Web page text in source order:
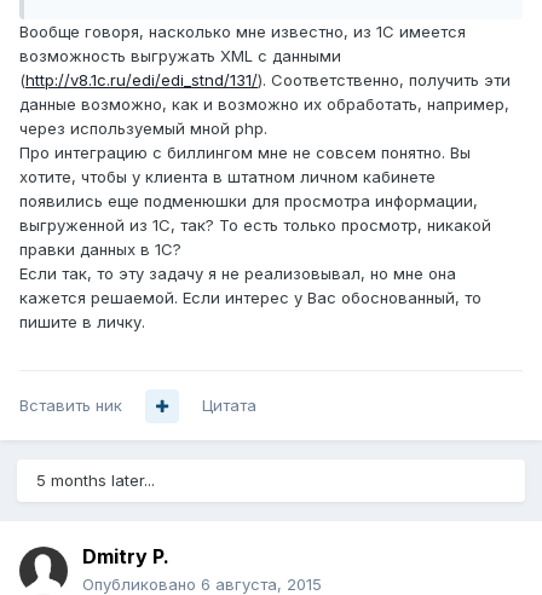
Вообще говоря, насколько мне известно, из 1С имеется
возможность выгружать XML с данными
(http://v8.1c.ru/edi/edi_stnd/131/). Соответственно, получить эти
данные возможно, как и возможно их обработать, например,
через используемый мной php.
Про интеграцию с биллингом мне не совсем понятно. Вы
хотите, чтобы у клиента в штатном личном кабинете
появились еще подменюшки для просмотра информации,
выгруженной из 1С, так? То есть только просмотр, никакой
правки данных в 1С?
Если так, то эту задачу я не реализовывал, но мне она
кажется решаемой. Если интерес у Вас обоснованный, то
пишите в личку.
Вставить ник Цитата
5 months later...
Dmitry P.
Опубликовано 6 августа, 2015